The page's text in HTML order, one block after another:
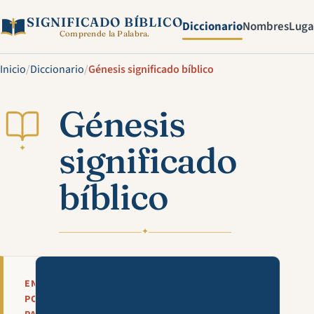
SIGNIFICADO BÍBLICO
Comprende la Palabra. DiccionarioNombres
Inicio/Diccionario/Génesis significado bíblico
✦
Génesis
significado
bíblico
✦
EN
POCAS
Mira esta explicación en